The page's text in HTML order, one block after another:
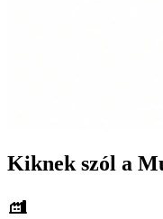
Kiknek szól a